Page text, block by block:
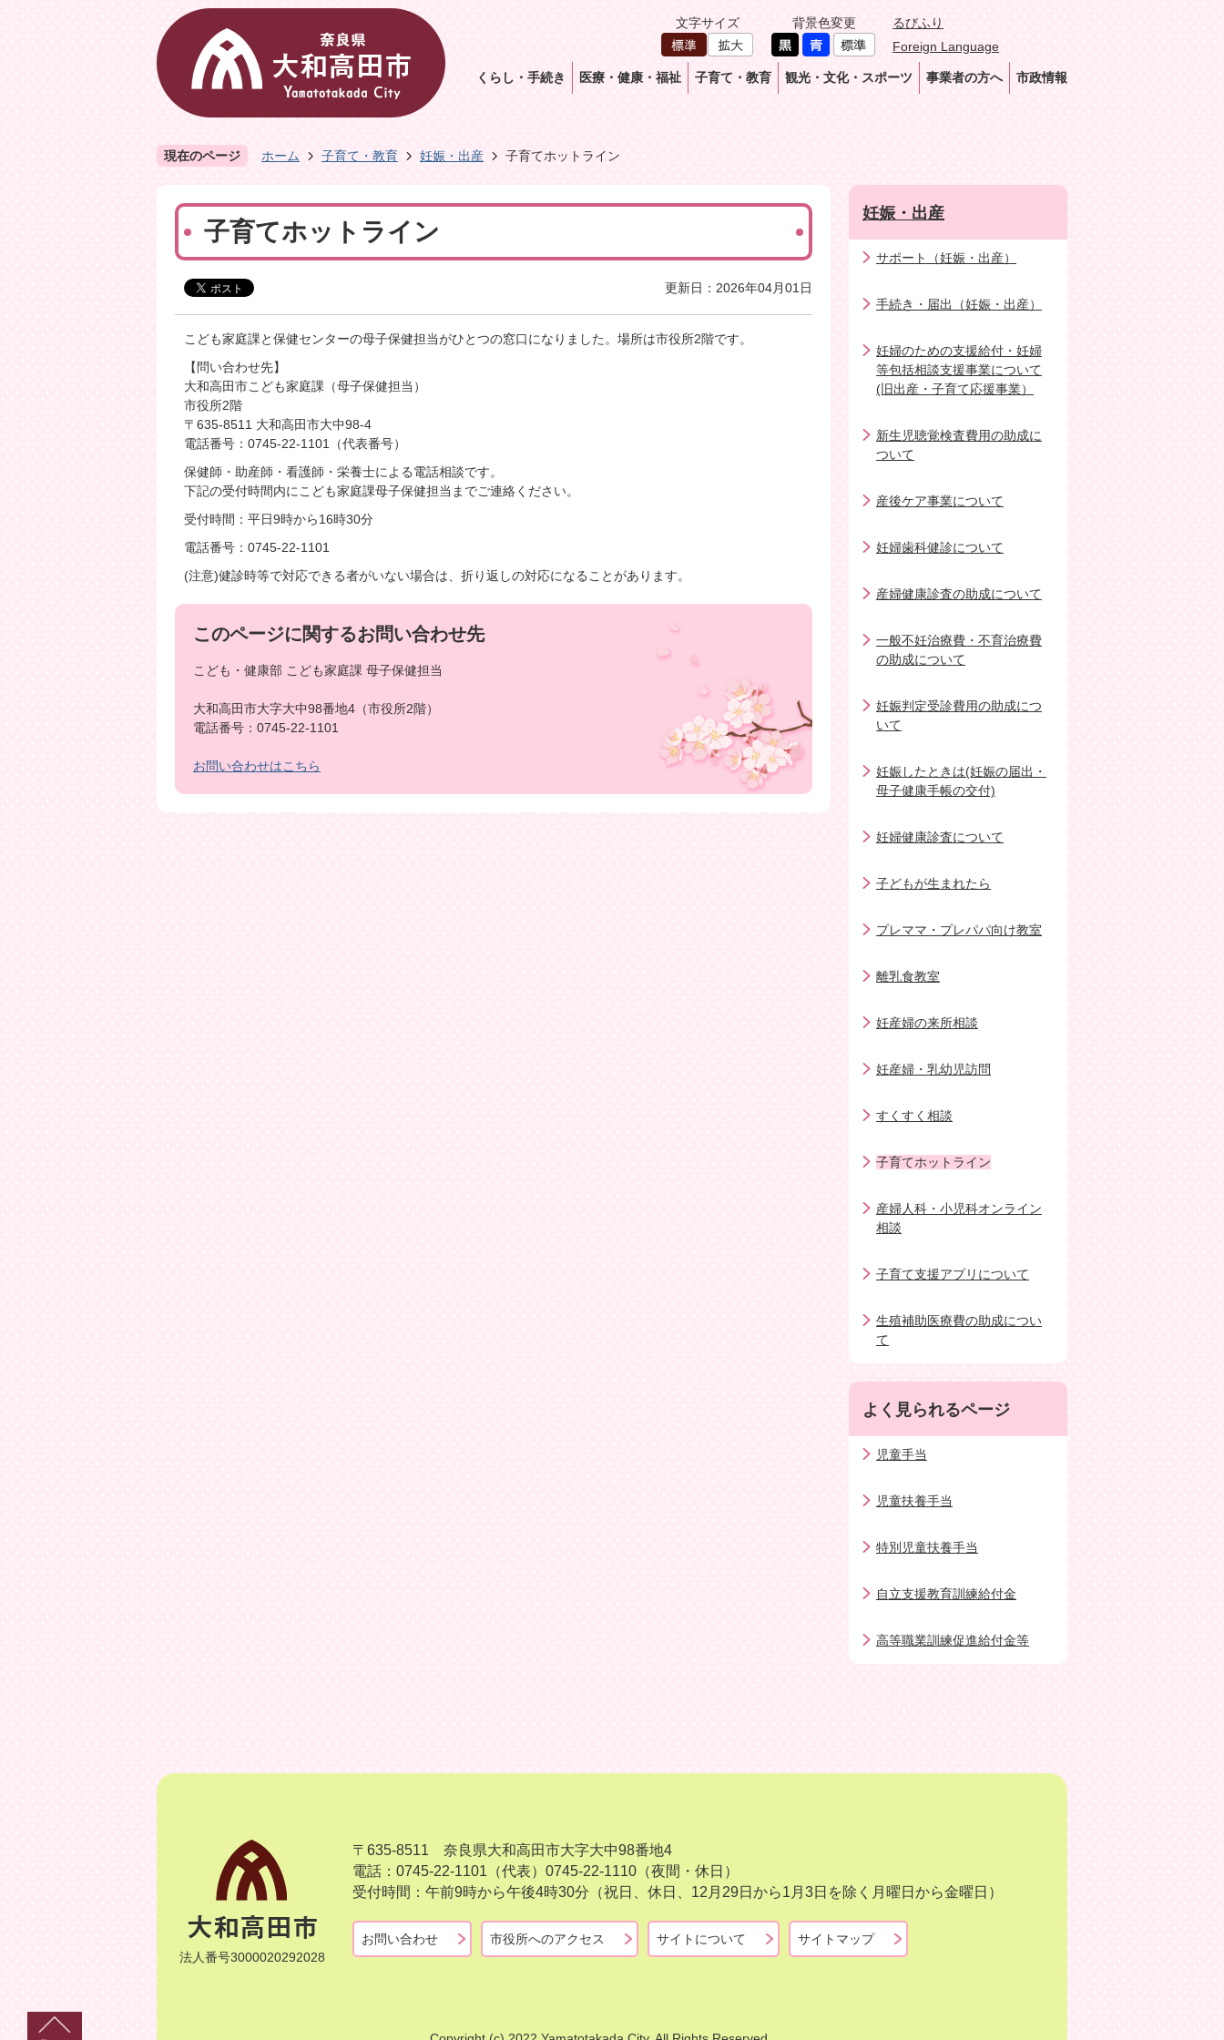
文字サイズ 背景色変更
るびふり
Foreign Language
くらし・手続き 医療・健康・福祉 子育て・教育 観光・文化・スポーツ 事業者の方へ 市政情報
現在のページ ホーム 子育て・教育 妊娠・出産 子育てホットライン
子育てホットライン
更新日：2026年04月01日
こども家庭課と保健センターの母子保健担当がひとつの窓口になりました。場所は市役所2階です。
【問い合わせ先】
大和高田市こども家庭課（母子保健担当）
市役所2階
〒635-8511 大和高田市大中98-4
電話番号：0745-22-1101（代表番号）
保健師・助産師・看護師・栄養士による電話相談です。
下記の受付時間内にこども家庭課母子保健担当までご連絡ください。
受付時間：平日9時から16時30分
電話番号：0745-22-1101
(注意)健診時等で対応できる者がいない場合は、折り返しの対応になることがあります。
このページに関するお問い合わせ先
こども・健康部 こども家庭課 母子保健担当
大和高田市大字大中98番地4（市役所2階）
電話番号：0745-22-1101
お問い合わせはこちら
妊娠・出産
サポート（妊娠・出産）
手続き・届出（妊娠・出産）
妊婦のための支援給付・妊婦
等包括相談支援事業について
(旧出産・子育て応援事業）
新生児聴覚検査費用の助成に
ついて
産後ケア事業について
妊婦歯科健診について
産婦健康診査の助成について
一般不妊治療費・不育治療費
の助成について
妊娠判定受診費用の助成につ
いて
妊娠したときは(妊娠の届出・
母子健康手帳の交付)
妊婦健康診査について
子どもが生まれたら
プレママ・プレパパ向け教室
離乳食教室
妊産婦の来所相談
妊産婦・乳幼児訪問
すくすく相談
子育てホットライン
産婦人科・小児科オンライン
相談
子育て支援アプリについて
生殖補助医療費の助成につい
て
よく見られるページ
児童手当
児童扶養手当
特別児童扶養手当
自立支援教育訓練給付金
高等職業訓練促進給付金等
法人番号3000020292028
〒635-8511 奈良県大和高田市大字大中98番地4
電話：0745-22-1101（代表） 0745-22-1110（夜間・休日）
受付時間：午前9時から午後4時30分（祝日、休日、12月29日から1月3日を除く月曜日から金曜日）
お問い合わせ 市役所へのアクセス サイトについて サイトマップ